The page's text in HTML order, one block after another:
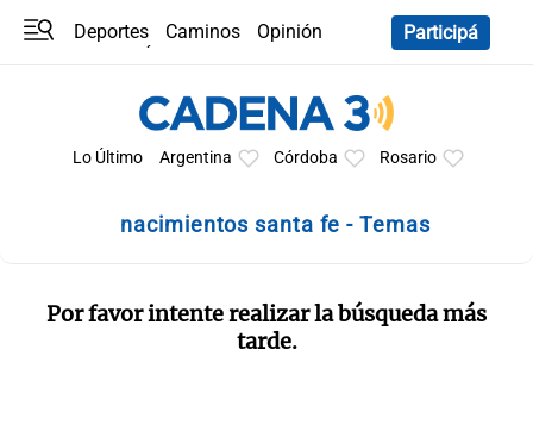
Deportes Caminos
Opinión
Participá
Lo Último Argentina Córdoba Rosario
nacimientos santa fe - Temas
Por favor intente realizar la búsqueda más
tarde.